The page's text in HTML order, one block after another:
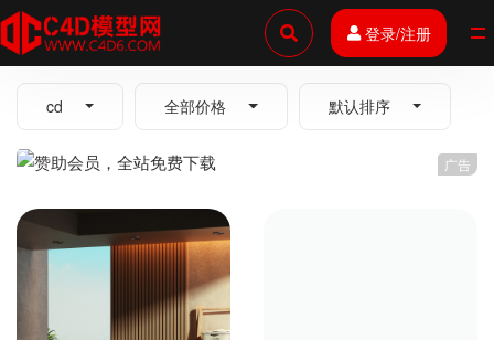
登录/注册
cd 全部价格 默认排序
广告
全部